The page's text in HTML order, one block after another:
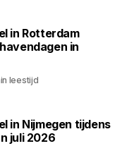
in Rotterdam
in
leestijd
in Nijmegen tijdens
juli 2026